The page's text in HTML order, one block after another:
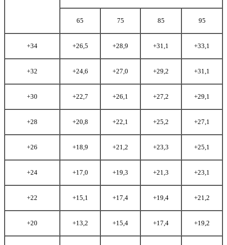
65 75 85 95
+34 +26,5 +28,9 +31,1 +33,1
+32 +24,6 +27,0 +29,2 +31,1
+30 +22,7 +26,1 +27,2 +29,1
+28 +20,8 +22,1 +25,2 +27,1
+26 +18,9 +21,2 +23,3 +25,1
+24 +17,0 +19,3 +21,3 +23,1
+22 +15,1 +17,4 +19,4 +21,2
+20 +13,2 +15,4 +17,4 +19,2